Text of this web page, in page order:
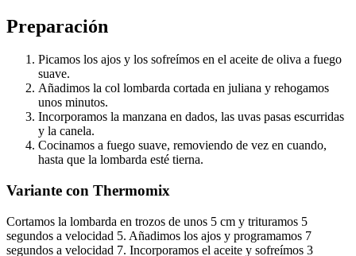
Preparación
Picamos los ajos y los sofreímos en el aceite de oliva a fuego
suave.
Añadimos la col lombarda cortada en juliana y rehogamos
unos minutos.
Incorporamos la manzana en dados, las uvas pasas escurridas
y la canela.
Cocinamos a fuego suave, removiendo de vez en cuando,
hasta que la lombarda esté tierna.
Variante con Thermomix
Cortamos la lombarda en trozos de unos 5 cm y trituramos 5
segundos a velocidad 5. Añadimos los ajos y programamos 7
segundos a velocidad 7. Incorporamos el aceite y sofreímos 3